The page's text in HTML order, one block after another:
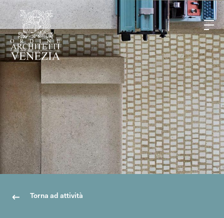
Torna ad attività